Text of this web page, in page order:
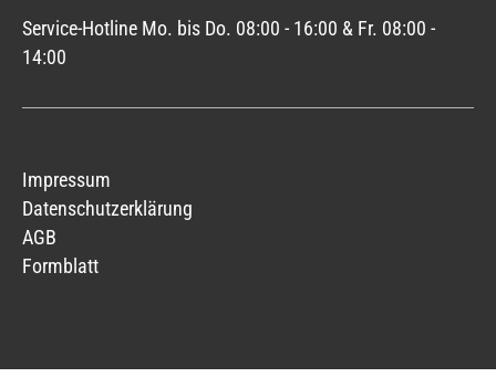
Service-Hotline Mo. bis Do. 08:00 - 16:00 & Fr. 08:00 -
14:00
Impressum
Datenschutzerklärung
AGB
Formblatt